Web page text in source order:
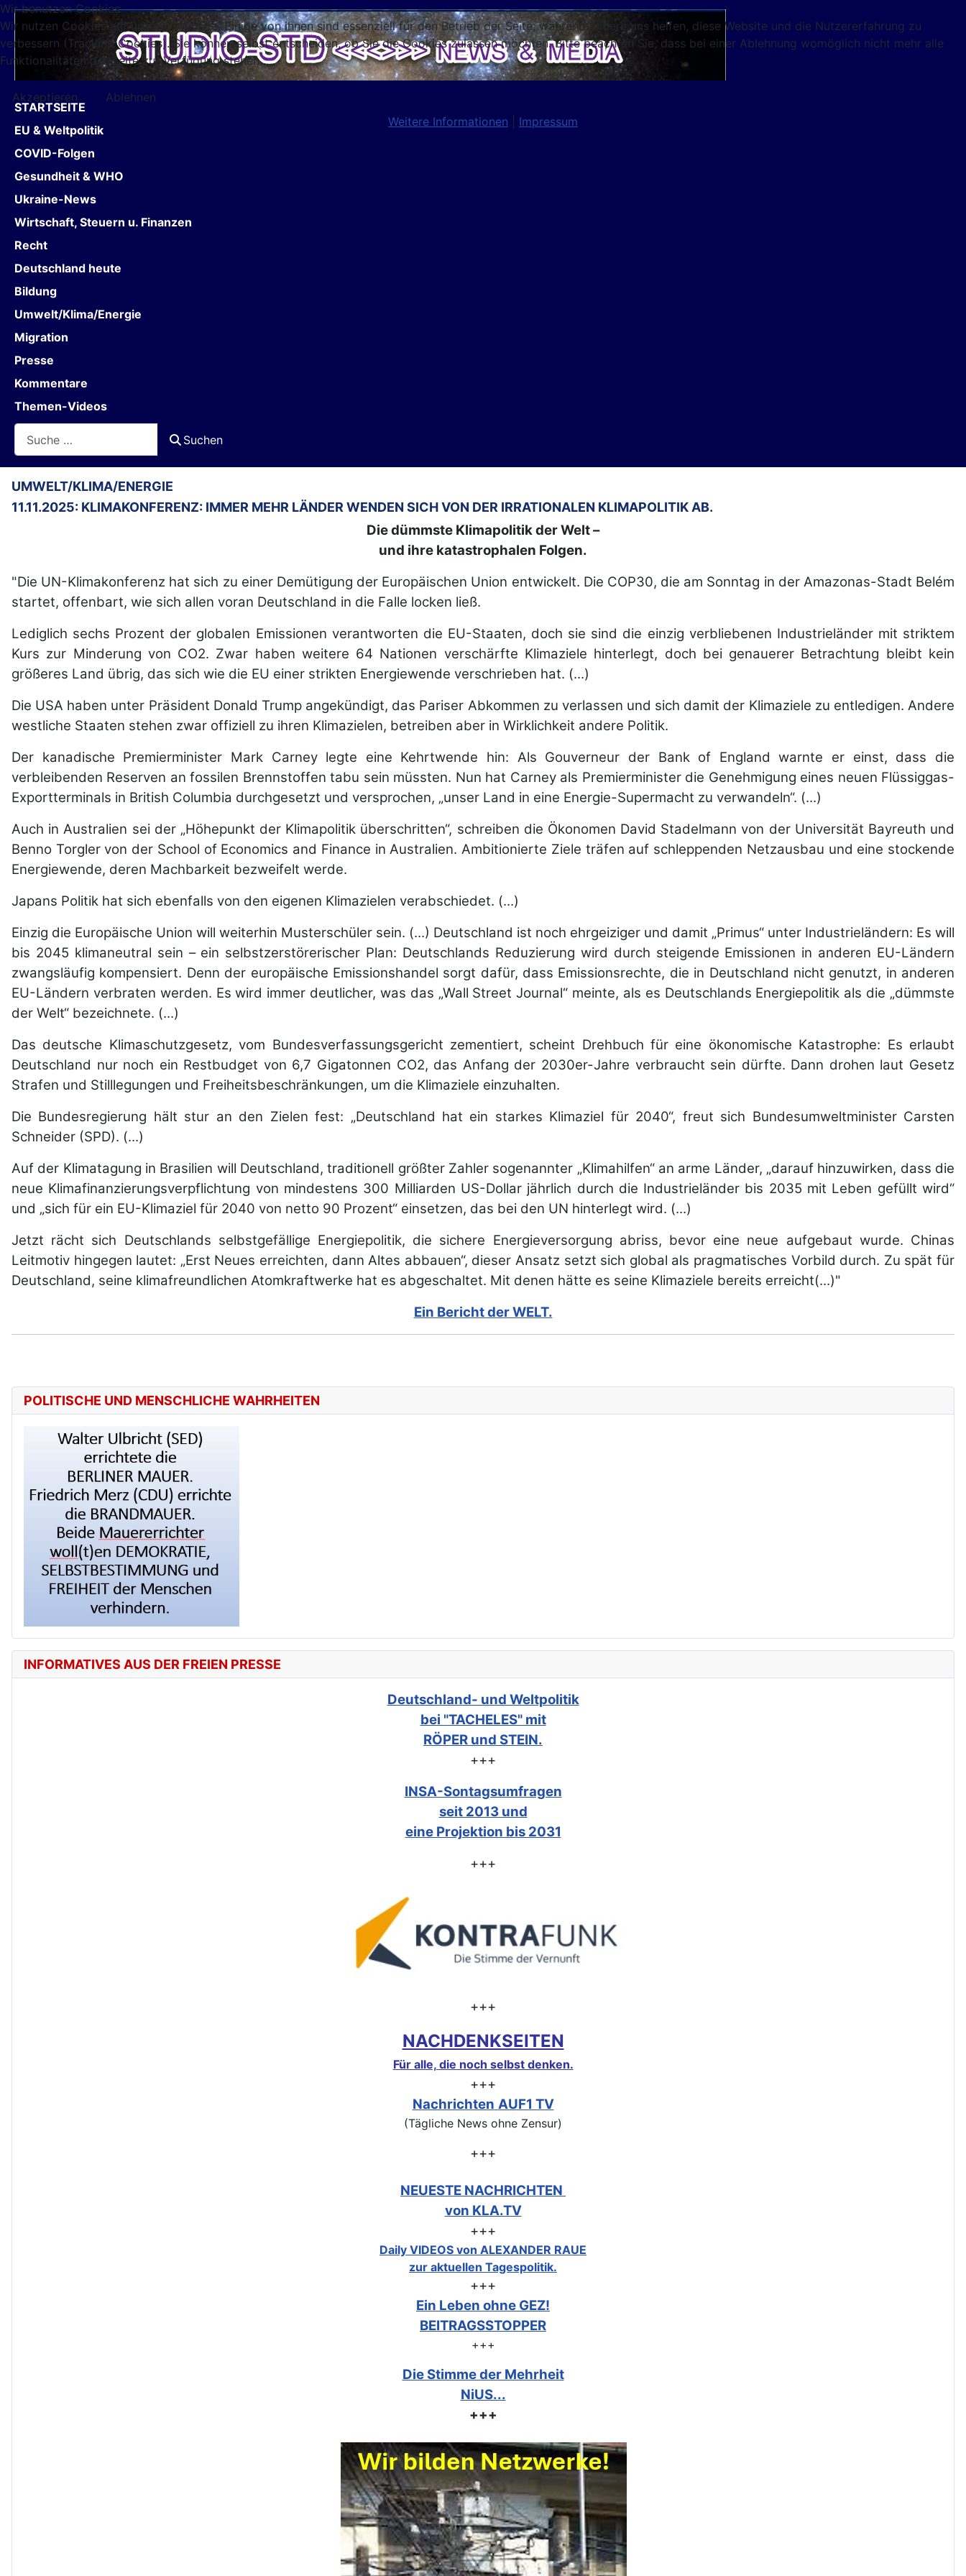
STARTSEITE
EU & Weltpolitik
COVID-Folgen
Gesundheit & WHO
Ukraine-News
Wirtschaft, Steuern u. Finanzen
Recht
Deutschland heute
Bildung
Umwelt/Klima/Energie
Migration
Presse
Kommentare
Themen-Videos
Suchen
UMWELT/KLIMA/ENERGIE
11.11.2025: KLIMAKONFERENZ: IMMER MEHR LÄNDER WENDEN SICH VON DER IRRATIONALEN KLIMAPOLITIK AB.
Die dümmste Klimapolitik der Welt –
und ihre katastrophalen Folgen.
"Die UN-Klimakonferenz hat sich zu einer Demütigung der Europäischen Union entwickelt. Die COP30, die am Sonntag in der Amazonas-Stadt Belém
startet, offenbart, wie sich allen voran Deutschland in die Falle locken ließ.
Lediglich sechs Prozent der globalen Emissionen verantworten die EU-Staaten, doch sie sind die einzig verbliebenen Industrieländer mit striktem
Kurs zur Minderung von CO2. Zwar haben weitere 64 Nationen verschärfte Klimaziele hinterlegt, doch bei genauerer Betrachtung bleibt kein
größeres Land übrig, das sich wie die EU einer strikten Energiewende verschrieben hat. (...)
Die USA haben unter Präsident Donald Trump angekündigt, das Pariser Abkommen zu verlassen und sich damit der Klimaziele zu entledigen. Andere
westliche Staaten stehen zwar offiziell zu ihren Klimazielen, betreiben aber in Wirklichkeit andere Politik.
Der kanadische Premierminister Mark Carney legte eine Kehrtwende hin: Als Gouverneur der Bank of England warnte er einst, dass die
verbleibenden Reserven an fossilen Brennstoffen tabu sein müssten. Nun hat Carney als Premierminister die Genehmigung eines neuen Flüssiggas-
Exportterminals in British Columbia durchgesetzt und versprochen, „unser Land in eine Energie-Supermacht zu verwandeln“. (...)
Auch in Australien sei der „Höhepunkt der Klimapolitik überschritten“, schreiben die Ökonomen David Stadelmann von der Universität Bayreuth und
Benno Torgler von der School of Economics and Finance in Australien. Ambitionierte Ziele träfen auf schleppenden Netzausbau und eine stockende
Energiewende, deren Machbarkeit bezweifelt werde.
Japans Politik hat sich ebenfalls von den eigenen Klimazielen verabschiedet. (...)
Einzig die Europäische Union will weiterhin Musterschüler sein. (...) Deutschland ist noch ehrgeiziger und damit „Primus“ unter Industrieländern: Es will
bis 2045 klimaneutral sein – ein selbstzerstörerischer Plan: Deutschlands Reduzierung wird durch steigende Emissionen in anderen EU-Ländern
zwangsläufig kompensiert. Denn der europäische Emissionshandel sorgt dafür, dass Emissionsrechte, die in Deutschland nicht genutzt, in anderen
EU-Ländern verbraten werden. Es wird immer deutlicher, was das „Wall Street Journal“ meinte, als es Deutschlands Energiepolitik als die „dümmste
der Welt“ bezeichnete. (...)
Das deutsche Klimaschutzgesetz, vom Bundesverfassungsgericht zementiert, scheint Drehbuch für eine ökonomische Katastrophe: Es erlaubt
Deutschland nur noch ein Restbudget von 6,7 Gigatonnen CO2, das Anfang der 2030er-Jahre verbraucht sein dürfte. Dann drohen laut Gesetz
Strafen und Stilllegungen und Freiheitsbeschränkungen, um die Klimaziele einzuhalten.
Die Bundesregierung hält stur an den Zielen fest: „Deutschland hat ein starkes Klimaziel für 2040“, freut sich Bundesumweltminister Carsten
Schneider (SPD). (...)
Auf der Klimatagung in Brasilien will Deutschland, traditionell größter Zahler sogenannter „Klimahilfen“ an arme Länder, „darauf hinzuwirken, dass die
neue Klimafinanzierungsverpflichtung von mindestens 300 Milliarden US-Dollar jährlich durch die Industrieländer bis 2035 mit Leben gefüllt wird“
und „sich für ein EU-Klimaziel für 2040 von netto 90 Prozent“ einsetzen, das bei den UN hinterlegt wird. (...)
Jetzt rächt sich Deutschlands selbstgefällige Energiepolitik, die sichere Energieversorgung abriss, bevor eine neue aufgebaut wurde. Chinas
Leitmotiv hingegen lautet: „Erst Neues erreichten, dann Altes abbauen“, dieser Ansatz setzt sich global als pragmatisches Vorbild durch. Zu spät für
Deutschland, seine klimafreundlichen Atomkraftwerke hat es abgeschaltet. Mit denen hätte es seine Klimaziele bereits erreicht(...)"
Ein Bericht der WELT.
POLITISCHE UND MENSCHLICHE WAHRHEITEN
INFORMATIVES AUS DER FREIEN PRESSE
Deutschland- und Weltpolitik
bei "TACHELES" mit
RÖPER und STEIN.
+++
INSA-Sontagsumfragen
seit 2013 und
eine Projektion bis 2031
+++
+++
NACHDENKSEITEN
Für alle, die noch selbst denken.
+++
Nachrichten AUF1 TV
(Tägliche News ohne Zensur)
+++
NEUESTE NACHRICHTEN
von KLA.TV
+++
Daily VIDEOS von ALEXANDER RAUE
zur aktuellen Tagespolitik.
+++
Ein Leben ohne GEZ!
BEITRAGSSTOPPER
+++
Die Stimme der Mehrheit
NiUS...
+++
Wir benutzen Cookies
Wir nutzen Cookies auf unserer Website. Einige von ihnen sind essenziell für den Betrieb der Seite, während andere uns helfen, diese Website und die Nutzererfahrung zu
verbessern (Tracking Cookies). Sie können selbst entscheiden, ob Sie die Cookies zulassen möchten. Bitte beachten Sie, dass bei einer Ablehnung womöglich nicht mehr alle
Funktionalitäten der Seite zur Verfügung stehen.
Akzeptieren
Ablehnen
Weitere Informationen
Impressum